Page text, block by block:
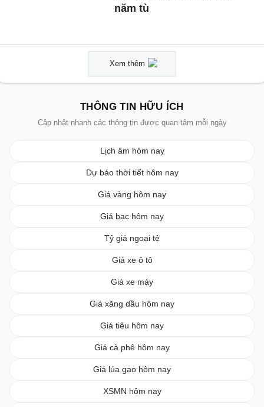
năm tù
Xem thêm
THÔNG TIN HỮU ÍCH
Cập nhật nhanh các thông tin được quan tâm mỗi ngày
Lịch âm hôm nay
Dự báo thời tiết hôm nay
Giá vàng hôm nay
Giá bạc hôm nay
Tỷ giá ngoại tệ
Giá xe ô tô
Giá xe máy
Giá xăng dầu hôm nay
Giá tiêu hôm nay
Giá cà phê hôm nay
Giá lúa gạo hôm nay
XSMN hôm nay